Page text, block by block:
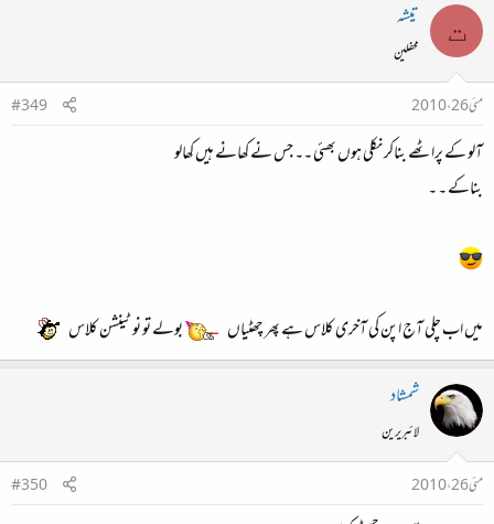
ت تیشہ
محفلین
مئی 26، 2010
#349
آلو کے پراٹھے بناکر نکلی ہوں بھئی ۔۔ جس نے کھانے ہیں کھالو
بناکے ۔ ۔
میں اب چلی آج اپن کی آخری کلاس ہے پھر چھٹیاں
بولے تو نو ٹینشن کلاس
شمشاد
لائبریرین
مئی 26، 2010
#350